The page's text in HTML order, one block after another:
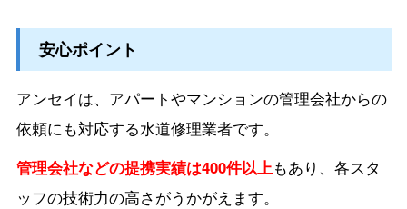
安心ポイント
アンセイは、アパートやマンションの管理会社からの
依頼にも対応する水道修理業者です。
管理会社などの提携実績は400件以上もあり、各スタ
ッフの技術力の高さがうかがえます。